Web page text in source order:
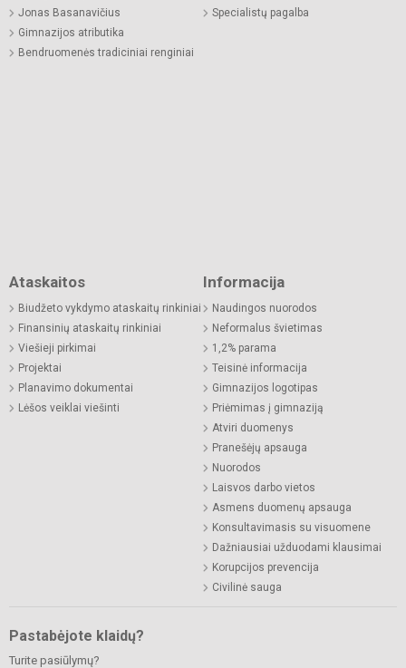
Jonas Basanavičius
Gimnazijos atributika
Bendruomenės tradiciniai renginiai
Specialistų pagalba
Ataskaitos
Biudžeto vykdymo ataskaitų rinkiniai
Finansinių ataskaitų rinkiniai
Viešieji pirkimai
Projektai
Planavimo dokumentai
Lėšos veiklai viešinti
Informacija
Naudingos nuorodos
Neformalus švietimas
1,2% parama
Teisinė informacija
Gimnazijos logotipas
Priėmimas į gimnaziją
Atviri duomenys
Pranešėjų apsauga
Nuorodos
Laisvos darbo vietos
Asmens duomenų apsauga
Konsultavimasis su visuomene
Dažniausiai užduodami klausimai
Korupcijos prevencija
Civilinė sauga
Pastabėjote klaidų?
Turite pasiūlymų?